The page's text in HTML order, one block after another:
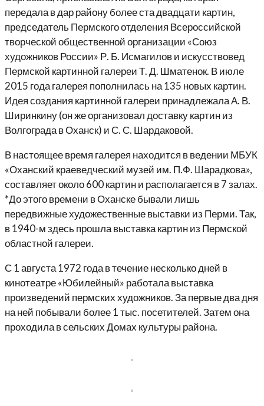
передала в дар району более ста двадцати картин,
председатель Пермского отделения Всероссийской
творческой общественной организации «Союз
художников России» Р. Б. Исмагилов и искусствовед
Пермской картинной галереи Т. Д. Шматенок. В июле
2015 года галерея пополнилась на 135 новых картин.
Идея создания картинной галереи принадлежала А. В.
Ширинкину (он же организовал доставку картин из
Волгограда в Оханск) и С. С. Шардаковой.
В настоящее время галерея находится в ведении МБУК
«Оханский краеведческий музей им. П.Ф. Шарадкова»,
составляет около 600 картин и располагается в 7 залах.
*До этого времени в Оханске бывали лишь
передвижные художественные выставки из Перми. Так,
в 1940-м здесь прошла выставка картин из Пермской
областной галереи.
С 1 августа 1972 года в течение несколько дней в
кинотеатре «Юбилейный» работала выставка
произведений пермских художников. За первые два дня
на ней побывали более 1 тыс. посетителей. Затем она
проходила в сельских Домах культуры района.